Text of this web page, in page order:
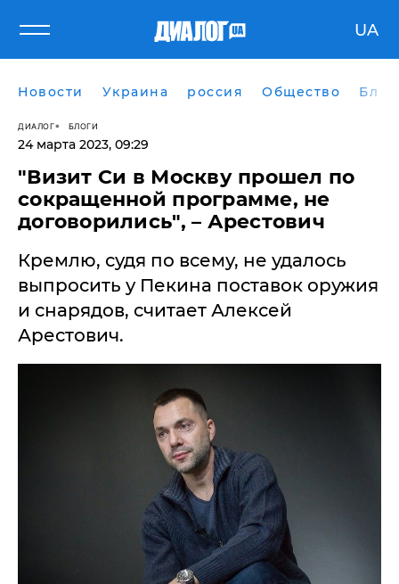
UA
Новости Украина россия Общество
ДИАЛОГ БЛОГИ
24 марта 2023, 09:29
​"Визит Си в Москву прошел по
сокращенной программе, не
договорились", – Арестович
Кремлю, судя по всему, не удалось
выпросить у Пекина поставок оружия
и снарядов, считает Алексей
Арестович.